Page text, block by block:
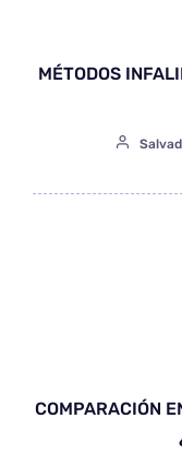
MÉTODOS
COMPARACIÓN